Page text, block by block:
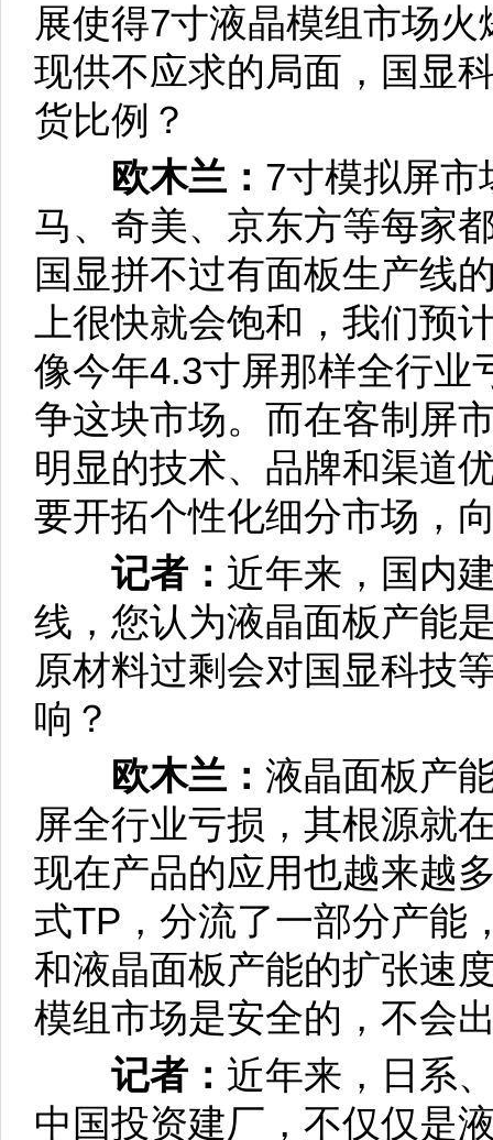
展使得7寸液晶模组市场
现供不应求的局面，国显
货比例？
欧木兰： 7寸模拟屏市
马、奇美、京东方等每家
国显拼不过有面板生产线
上很快就会饱和，我们预
像今年4.3寸屏那样全行业
争这块市场。而在客制屏
明显的技术、品牌和渠道
要开拓个性化细分市场，
记者： 近年来，国内
线，您认为液晶面板产能
原材料过剩会对国显科技
响？
欧木兰： 液晶面板产
屏全行业亏损，其根源就
现在产品的应用也越来越
式TP，分流了一部分产能
和液晶面板产能的扩张速
模组市场是安全的，不会
记者： 近年来，日系
中国投资建厂，不仅仅是